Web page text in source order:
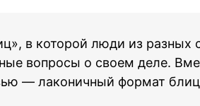
в которой люди из разных
вопросы о своем деле.
— лаконичный формат